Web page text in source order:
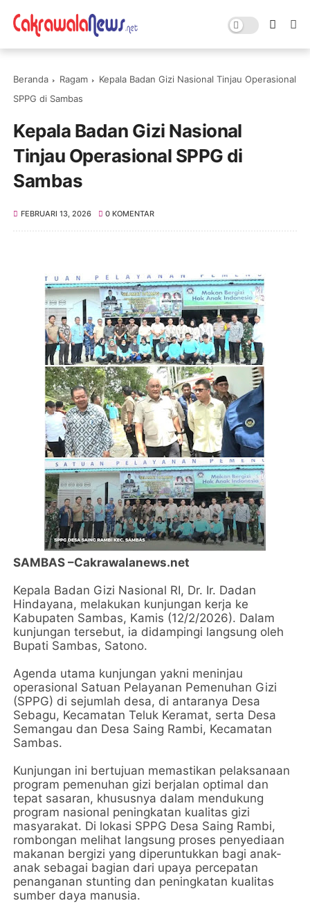
Beranda Ragam
Kepala Badan Gizi Nasional Tinjau Operasional
SPPG di Sambas
Kepala Badan Gizi Nasional
Tinjau Operasional SPPG di
Sambas
FEBRUARI 13, 2026 0 KOMENTAR
SAMBAS –Cakrawalanews.net
Kepala Badan Gizi Nasional RI, Dr. Ir. Dadan
Hindayana, melakukan kunjungan kerja ke
Kabupaten Sambas, Kamis (12/2/2026). Dalam
kunjungan tersebut, ia didampingi langsung oleh
Bupati Sambas, Satono.
Agenda utama kunjungan yakni meninjau
operasional Satuan Pelayanan Pemenuhan Gizi
(SPPG) di sejumlah desa, di antaranya Desa
Sebagu, Kecamatan Teluk Keramat, serta Desa
Semangau dan Desa Saing Rambi, Kecamatan
Sambas.
Kunjungan ini bertujuan memastikan pelaksanaan
program pemenuhan gizi berjalan optimal dan
tepat sasaran, khususnya dalam mendukung
program nasional peningkatan kualitas gizi
masyarakat. Di lokasi SPPG Desa Saing Rambi,
rombongan melihat langsung proses penyediaan
makanan bergizi yang diperuntukkan bagi anak-
anak sebagai bagian dari upaya percepatan
penanganan stunting dan peningkatan kualitas
sumber daya manusia.